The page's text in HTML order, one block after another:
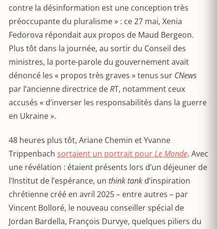
contre la désinformation est une conception très
préoccupante du pluralisme » : ce 27 mai, Xenia
Fedorova répondait aux propos de Maud Bergeon.
Plus tôt dans la journée, au sortir du Conseil des
ministres, la porte-parole du gouvernement avait
dénoncé les « propos très graves » tenus sur CNews
par l’ancienne directrice deRT, notamment ceux
accusés « d’inverser les responsabilités dans la guerre
en Ukraine ».
48 heures plus tôt, Ariane Chemin et Yvanne
Trippenbach sortaient un portrait pourLe Monde. Avec
une révélation : étaient présents lors d’un déjeuner de
l’Institut de l’espérance, un think tank d’inspiration
chrétienne créé en avril 2025 – entre autres – par
Vincent Bolloré, le nouveau conseiller spécial de
Jordan Bardella, François Durvye, quelques piliers du